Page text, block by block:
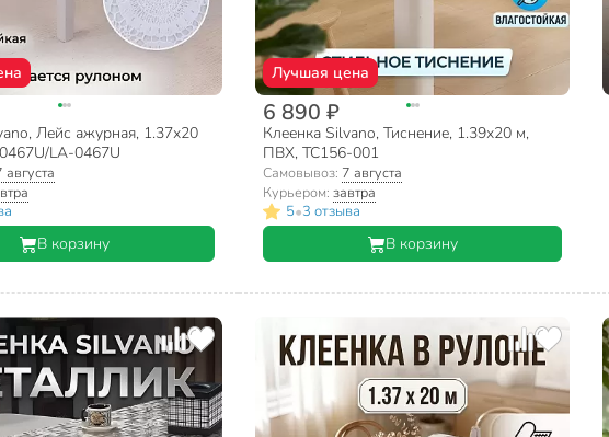
Лейс ажурная, 1.37х20
LA-0467U
августа
В корзину
Лучшая цена
6 890 ₽
Клеенка Silvano, Тиснение, 1.39х20 м,
ПВХ, ТС156-001
Самовывоз: 7 августа
Курьером: завтра
5•3 отзыва
В корзину